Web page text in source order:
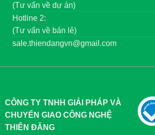
(Tư vấn về dự án)
Hotline 2:
(Tư vấn về bán lẻ)
sale.thiendangvn@gmail.com
CÔNG TY TNHH GIẢI PHÁP VÀ
CHUYỂN GIAO CÔNG NGHỆ
THIÊN ĐĂNG